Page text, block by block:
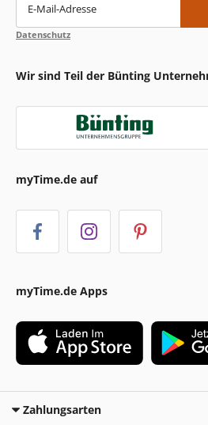
E-Mail-Adresse
Datenschutz
Wir sind Teil der Bünting
myTime.de auf
myTime.de Apps
Zahlungsarten